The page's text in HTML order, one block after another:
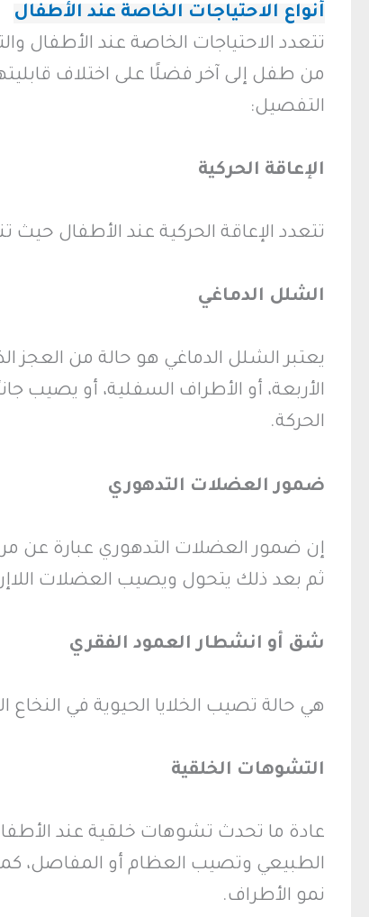
أنواع الاحتياجات الخاصة عند الأطفال
تتعدد الاحتياجات الخاصة عند الأطفال
من طفل إلى آخر فضلًا على اختلاف
التفصيل:
الإعاقة الحركية
تتعدد الإعاقة الحركية عند الأطفال حيث تنقسم إلى
الشلل الدماغي
يعتبر الشلل الدماغي هو حالة من
الأربعة، أو الأطراف السفلية، أو يصيب
الحركة.
ضمور العضلات التدهوري
إن ضمور العضلات التدهوري عبارة عن
ثم بعد ذلك يتحول ويصيب العضلات
شق أو انشطار العمود الفقري
هي حالة تصيب الخلايا الحيوية في
التشوهات الخلقية
عادة ما تحدث تشوهات خلقية عند
الطبيعي وتصيب العظام أو المفاصل،
نمو الأطراف.